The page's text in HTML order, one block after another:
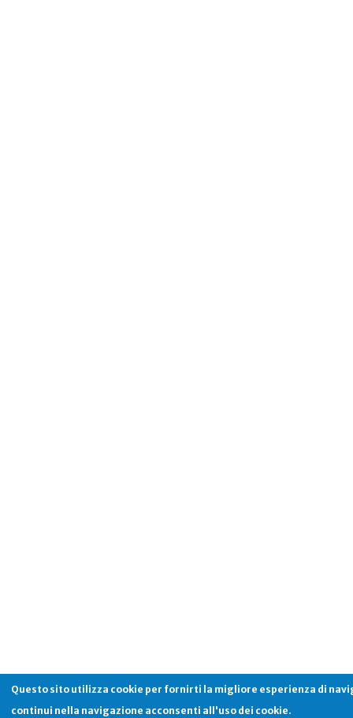
Questo sito utilizza cookie per fornirti la migliore esperienza di
continui nella navigazione acconsenti all'uso dei cookie.